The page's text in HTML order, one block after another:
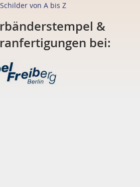
von A bis Z
&
bei: